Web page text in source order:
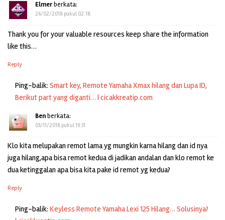
Elmerberkata:
26/02/2018 pukul 02:18
Thank you for your valuable resources keep share the information
like this…
Reply
Ping-balik: Smart key, Remote Yamaha Xmax hilang dan Lupa ID,
Berikut part yang diganti… | cicakkreatip.com
Benberkata:
03/11/2018 pukul 19:31
Klo kita melupakan remot lama yg mungkin karna hilang dan id nya
juga hilang,apa bisa remot kedua di jadikan andalan dan klo remot ke
dua ketinggalan apa bisa kita pake id remot yg kedua?
Reply
Ping-balik: Keyless Remote Yamaha Lexi 125 Hilang… Solusinya?